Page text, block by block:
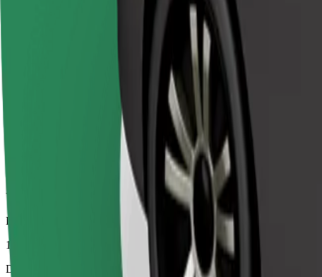
Viajes fiables en coches estándar de tamaño medio.
Duración estimada del viaje
12 min
Distancia estimada